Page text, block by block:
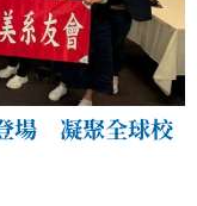
場 凝聚全球校